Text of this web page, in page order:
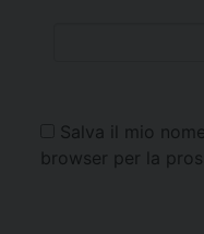
Salva il mio
browser per la